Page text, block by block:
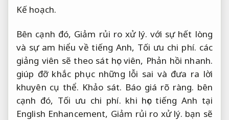
Kế hoạch.
Bên cạnh đó, Giảm rủi ro xử lý. với sự hết lòng
và sự am hiểu về tiếng Anh, Tối ưu chi phí. các
giảng viên sẽ theo sát học viên, Phản hồi nhanh.
giúp đỡ khắc phục những lỗi sai và đưa ra lời
khuyên cụ thể. Khảo sát. Báo giá rõ ràng. bên
cạnh đó, Tối ưu chi phí. khi học tiếng Anh tại
English Enhancement, Giảm rủi ro xử lý. bạn sẽ